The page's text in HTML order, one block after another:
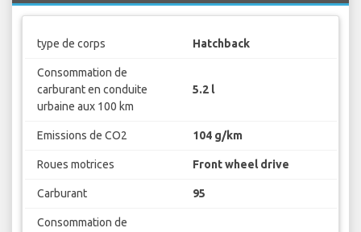
type de corps Hatchback
Consommation de
carburant en conduite
urbaine aux 100 km
5.2 l
Emissions de CO2 104 g/km
Roues motrices Front wheel drive
Carburant 95
Consommation de